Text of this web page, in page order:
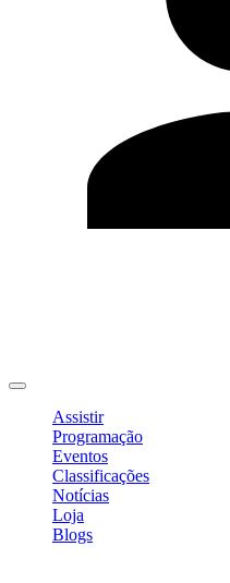
Assistir
Programação
Eventos
Classificações
Notícias
Loja
Blogs